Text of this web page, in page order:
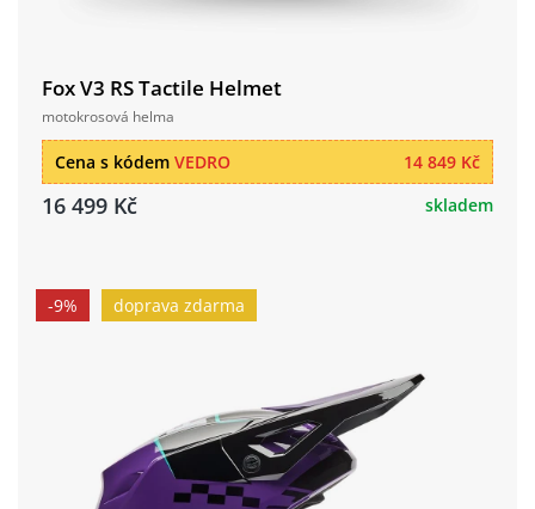
Fox V3 RS Tactile Helmet
motokrosová helma
14 849 Kč
Cena s kódem VEDRO
16 499 Kč skladem
-9% doprava zdarma